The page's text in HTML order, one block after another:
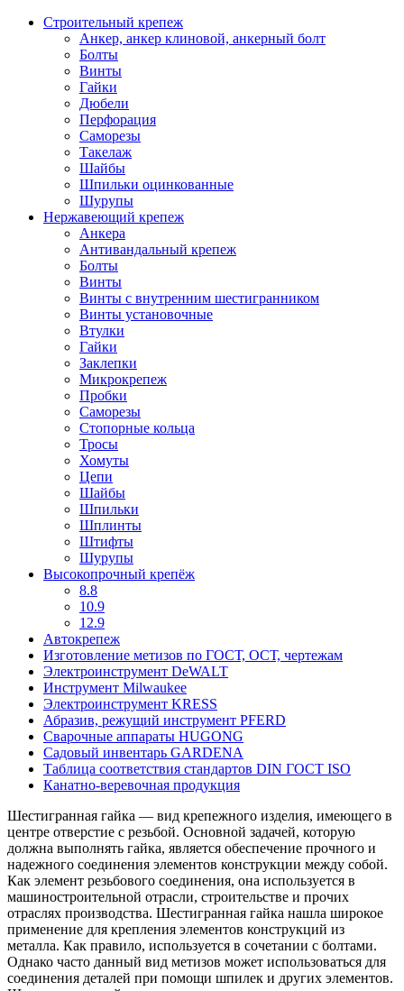
Строительный крепеж
Анкер, анкер клиновой, анкерный болт
Болты
Винты
Гайки
Дюбели
Перфорация
Саморезы
Такелаж
Шайбы
Шпильки оцинкованные
Шурупы
Нержавеющий крепеж
Анкера
Антивандальный крепеж
Болты
Винты
Винты с внутренним шестигранником
Винты установочные
Втулки
Гайки
Заклепки
Микрокрепеж
Пробки
Саморезы
Стопорные кольца
Тросы
Хомуты
Цепи
Шайбы
Шпильки
Шплинты
Штифты
Шурупы
Высокопрочный крепёж
8.8
10.9
12.9
Автокрепеж
Изготовление метизов по ГОСТ, ОСТ, чертежам
Электроинструмент DeWALT
Инструмент Milwaukee
Электроинструмент KRESS
Абразив, режущий инструмент PFERD
Сварочные аппараты HUGONG
Садовый инвентарь GARDENA
Таблица соответствия стандартов DIN ГОСТ ISO
Канатно-веревочная продукция
Шестигранная гайка — вид крепежного изделия, имеющего в
центре отверстие с резьбой. Основной задачей, которую
должна выполнять гайка, является обеспечение прочного и
надежного соединения элементов конструкции между собой.
Как элемент резьбового соединения, она используется в
машиностроительной отрасли, строительстве и прочих
отраслях производства. Шестигранная гайка нашла широкое
применение для крепления элементов конструкций из
металла. Как правило, используется в сочетании с болтами.
Однако часто данный вид метизов может использоваться для
соединения деталей при помощи шпилек и других элементов.